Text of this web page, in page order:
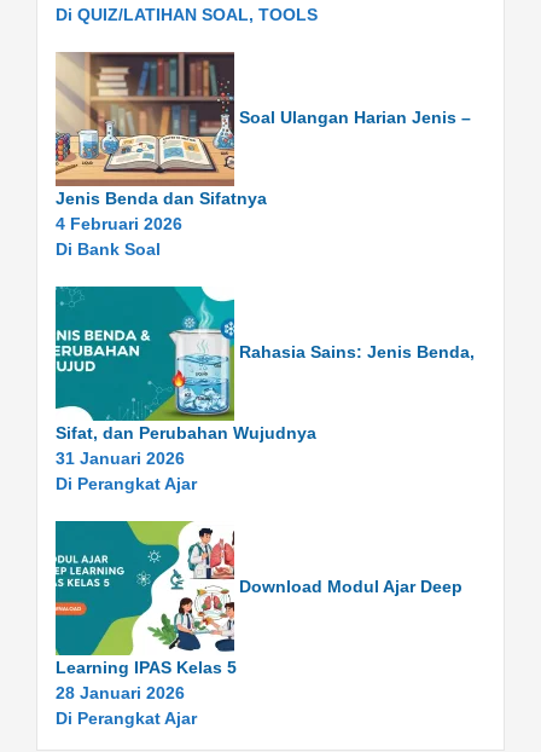
Di QUIZ/LATIHAN SOAL, TOOLS
Soal Ulangan Harian Jenis –
Jenis Benda dan Sifatnya
4 Februari 2026
Di Bank Soal
Rahasia Sains: Jenis Benda,
Sifat, dan Perubahan Wujudnya
31 Januari 2026
Di Perangkat Ajar
Download Modul Ajar Deep
Learning IPAS Kelas 5
28 Januari 2026
Di Perangkat Ajar